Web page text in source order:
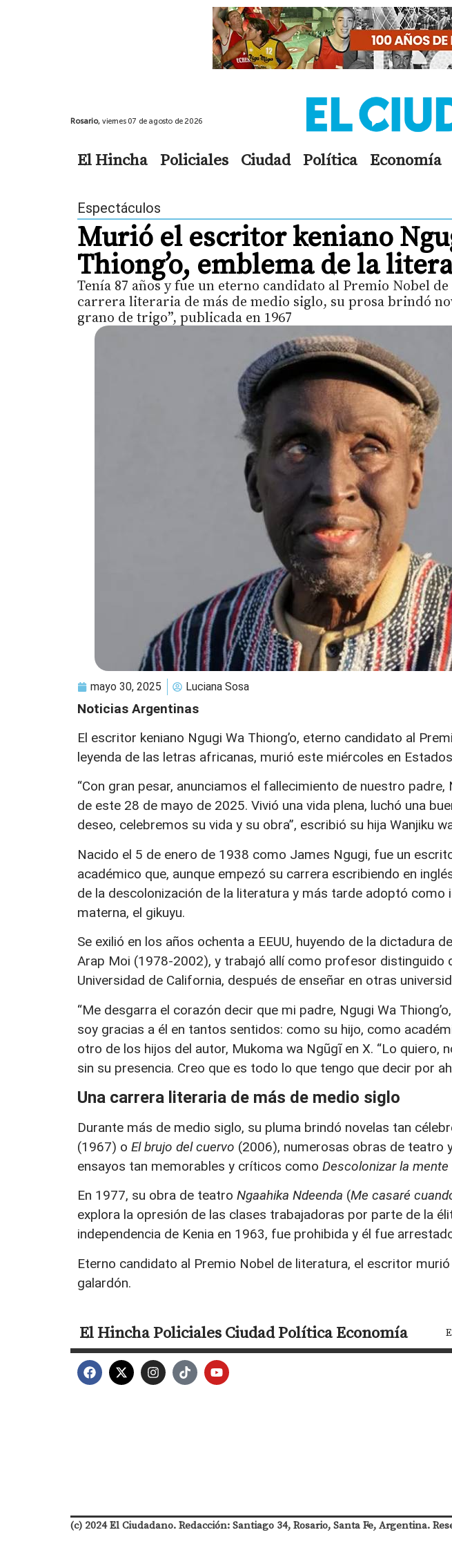
Rosario, viernes 07 de agosto de 2026
El Hincha Policiales Ciudad Política Economía
Espectáculos
Murió el escritor keniano
Thiong’o, emblema de la
Tenía 87 años y fue un eterno candidato al Premio Nobel
carrera literaria de más de medio siglo, su prosa brindó
grano de trigo”, publicada en 1967
mayo 30, 2025 Luciana Sosa
Noticias Argentinas
El escritor keniano Ngugi Wa Thiong’o, eterno candidato al
leyenda de las letras africanas, murió este miércoles en
“Con gran pesar, anunciamos el fallecimiento de nuestro padre,
de este 28 de mayo de 2025. Vivió una vida plena, luchó una
deseo, celebremos su vida y su obra”, escribió su hija Wanjiku
Nacido el 5 de enero de 1938 como James Ngugi, fue un
académico que, aunque empezó su carrera escribiendo en
de la descolonización de la literatura y más tarde adoptó como
materna, el gikuyu.
Se exilió en los años ochenta a EEUU, huyendo de la dictadura
Arap Moi (1978-2002), y trabajó allí como profesor distinguido
Universidad de California, después de enseñar en otras
“Me desgarra el corazón decir que mi padre, Ngugi Wa
soy gracias a él en tantos sentidos: como su hijo, como
otro de los hijos del autor, Mukoma wa Ngũgĩ en X. “Lo quiero,
sin su presencia. Creo que es todo lo que tengo que decir por
Una carrera literaria de más de medio siglo
Durante más de medio siglo, su pluma brindó novelas tan
(1967) o El brujo del cuervo (2006), numerosas obras de teatro
ensayos tan memorables y críticos como Descolonizar la mente
En 1977, su obra de teatro Ngaahika Ndeenda (Me casaré
explora la opresión de las clases trabajadoras por parte de la
independencia de Kenia en 1963, fue prohibida y él fue
Eterno candidato al Premio Nobel de literatura, el escritor
galardón.
El HinchaPolicialesCiudadPolíticaEconomía
(c) 2024 El Ciudadano. Redacción: Santiago 34, Rosario, Santa Fe, Argentina.